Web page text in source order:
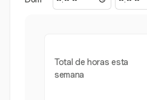
Total de horas esta
semana